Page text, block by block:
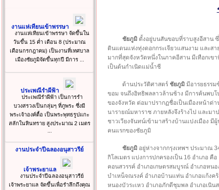
งานแห่เทียนเข้าพรรษา
งานแห่เทียนเข้าพรรษา จัดขึ้นใน
วันขึ้น 15 ค่ำ เดือน 8 (ประมาณ
เดือนกรกฎาคม) เป็นงานที่เทศบาล
เมืองชัยภูมิจัดขึ้นทุกปี มีการ ...
ประเพณีรำผีฟ้า
ประเพณีรำผีฟ้า เป็นการรำ
บวงสรวงเป็นกลุ่มๆ ที่ภูพระ ซึ่งมี
พระเจ้าองค์ตื้อ เป็นพระพุทธรูปแกะ
สลักในหินทราย สูงประมาณ 2 เมตร
งานประจำปีฉลองอนุสาวรีย์
เจ้าพระยาแล
งานประจำปีฉลองอนุสาวรีย์
เจ้าพระยาแล จัดขึ้นเพื่อรำลึกถึงคุณ
ชัยภูมิ ตั้งอยู่บนสันขอบที่ราบสูงอีสาน
ดินแดนแห่งทุ่งดอกกระเจียวแสนงาม และ
มากที่สุดจังหวัดหนึ่งในภาคอีสาน มีเทือกเ
เป็นต้นกำเนิดแม่น้ำชี
ด้านประวัติศาสตร์ ชัยภูมิ มีอารยธรร
ขอม จนถึงอิทธิพลลาวล้านช้าง มีการค้นพบ
ของจังหวัด ต่อมาปรากฏชื่อเป็นเมืองหน้าด่
นารายณ์มหาราช ภายหลังจึงร้างไป และม
ชาวเวียงจันทน์เข้ามาสร้างบ้านแปงเมือง มี
คนแรกของชัยภูมิ
ชัยภูมิ อยู่ห่างจากกรุงเทพฯ ประมาณ
กิโลเมตร แบ่งการปกครองเป็น 16 อำเภอ คื
คอนสวรรค์ อำเภอเกษตรสมบูรณ์ อำเภอหน
บำเหน็จณรงค์ อำเภอบ้านแท่น อำเภอแก้งค
หนองบัวระเหว อำเภอภักดีชุมพล อำเภอเนิน